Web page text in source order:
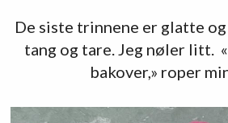
De siste trinnene er glatte
tang og tare. Jeg nøler litt.
bakover,» roper